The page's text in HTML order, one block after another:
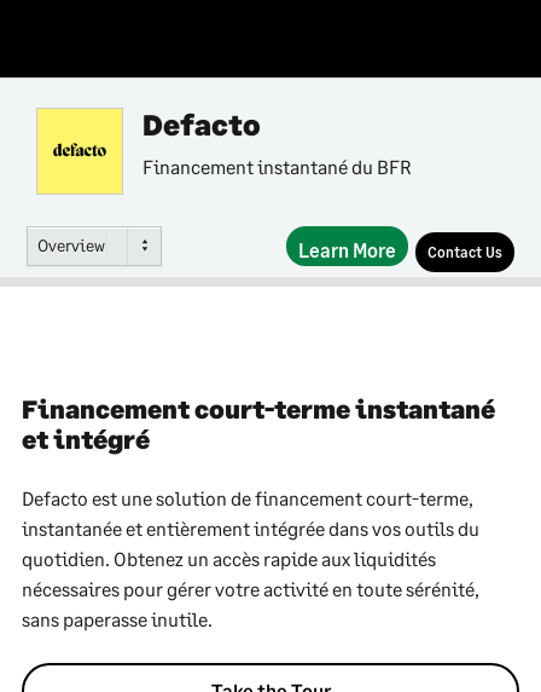
Defacto
Financement instantané du BFR
Overview Learn More Contact Us
Financement court-terme instantané
et intégré
Defacto est une solution de financement court-terme,
instantanée et entièrement intégrée dans vos outils du
quotidien. Obtenez un accès rapide aux liquidités
nécessaires pour gérer votre activité en toute sérénité,
sans paperasse inutile.